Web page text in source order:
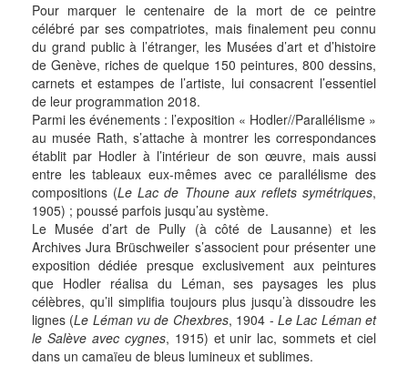
Pour marquer le centenaire de la mort de ce peintre
célébré par ses compatriotes, mais finalement peu connu
du grand public à l’étranger, les Musées d’art et d’histoire
de Genève, riches de quelque 150 peintures, 800 dessins,
carnets et estampes de l’artiste, lui consacrent l’essentiel
de leur programmation 2018.
Parmi les événements : l’exposition « Hodler//Parallélisme »
au musée Rath, s’attache à montrer les correspondances
établit par Hodler à l’intérieur de son œuvre, mais aussi
entre les tableaux eux-mêmes avec ce parallélisme des
compositions (Le Lac de Thoune aux reflets symétriques,
1905) ; poussé parfois jusqu’au système.
Le Musée d’art de Pully (à côté de Lausanne) et les
Archives Jura Brüschweiler s’associent pour présenter une
exposition dédiée presque exclusivement aux peintures
que Hodler réalisa du Léman, ses paysages les plus
célèbres, qu’il simplifia toujours plus jusqu’à dissoudre les
lignes (Le Léman vu de Chexbres, 1904 - Le Lac Léman et
le Salève avec cygnes, 1915) et unir lac, sommets et ciel
dans un camaïeu de bleus lumineux et sublimes.